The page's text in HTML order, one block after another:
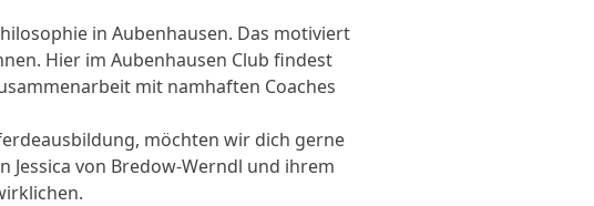
in Aubenhausen. Das motiviert
Hier im Aubenhausen Club findest
mit namhaften Coaches
möchten wir dich gerne
von Bredow-Werndl und ihrem